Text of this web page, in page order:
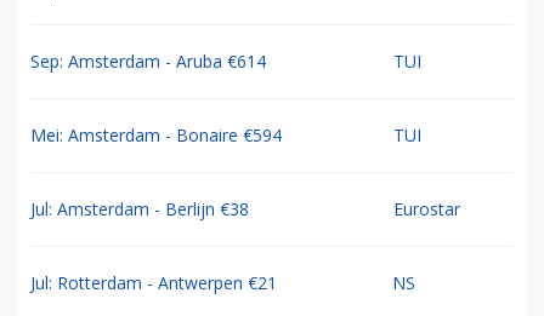
Sep: Amsterdam - Aruba €614 TUI
Mei: Amsterdam - Bonaire €594 TUI
Jul: Amsterdam - Berlijn €38 Eurostar
Jul: Rotterdam - Antwerpen €21 NS